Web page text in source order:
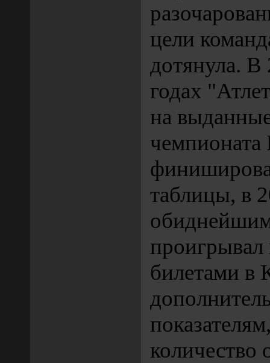
цели
дотянула.
годах
на
таблицы, в
проигрывал
билетами
количество